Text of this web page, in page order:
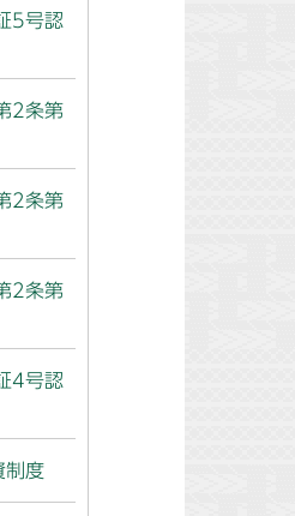
5号認
2条第
2条第
2条第
4号認
制度